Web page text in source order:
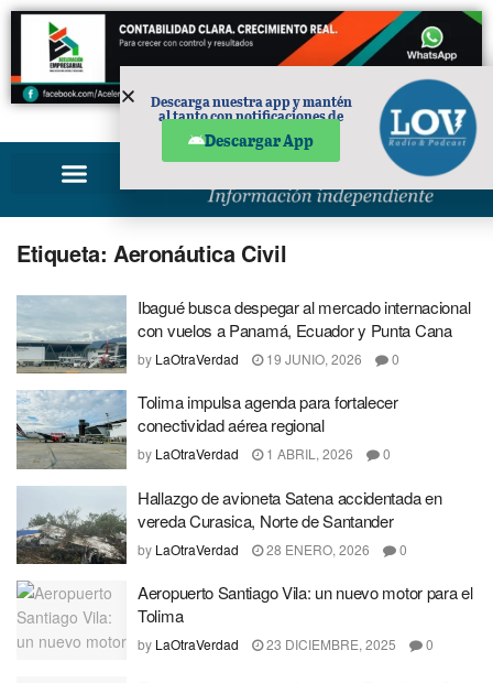
PUBLICIDAD
Etiqueta: Aeronáutica Civil
Ibagué busca despegar al mercado internacional
con vuelos a Panamá, Ecuador y Punta Cana
by LaOtraVerdad 19 JUNIO, 2026 0
Tolima impulsa agenda para fortalecer
conectividad aérea regional
by LaOtraVerdad 1 ABRIL, 2026 0
Hallazgo de avioneta Satena accidentada en
vereda Curasica, Norte de Santander
by LaOtraVerdad 28 ENERO, 2026 0
Aeropuerto Santiago Vila: un nuevo motor para el
Tolima
by LaOtraVerdad 23 DICIEMBRE, 2025 0
Descarga nuestra app y mantén
al tanto con notificaciones de
Descargar App